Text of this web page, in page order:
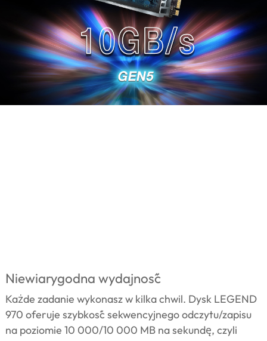
Niewiarygodna wydajność
Każde zadanie wykonasz w kilka chwil. Dysk LEGEND
970 oferuje szybkość sekwencyjnego odczytu/zapisu
na poziomie 10 000/10 000 MB na sekundę, czyli